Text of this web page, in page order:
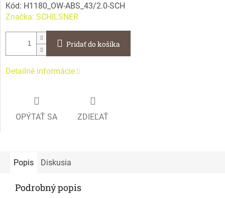
Kód: H1180_OW-ABS_43/2.0-SCH
Značka: SCHILSNER
Pridať do košíka
Detailné informácie
OPÝTAŤ SA ZDIEĽAŤ
Popis Diskusia
Podrobný popis